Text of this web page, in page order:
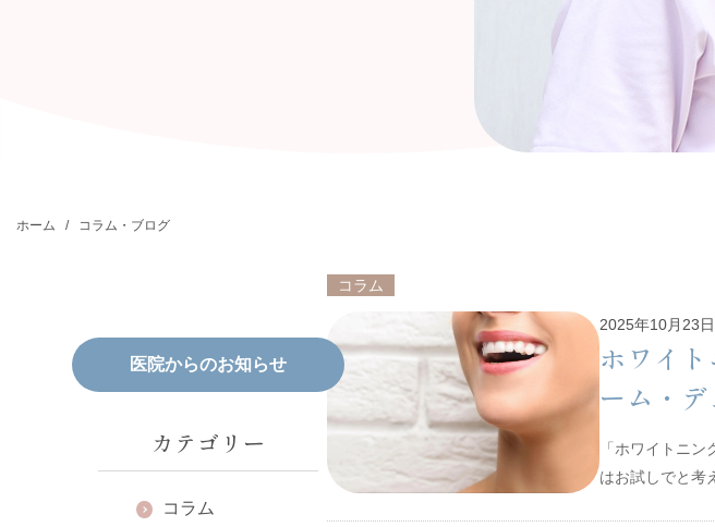
ホーム コラム・ブログ
コラム
2025年10月23日
ホワイ
ーム・
「ホワイトニ
はお試しでと考
医院からのお知らせ
カテゴリー
コラム